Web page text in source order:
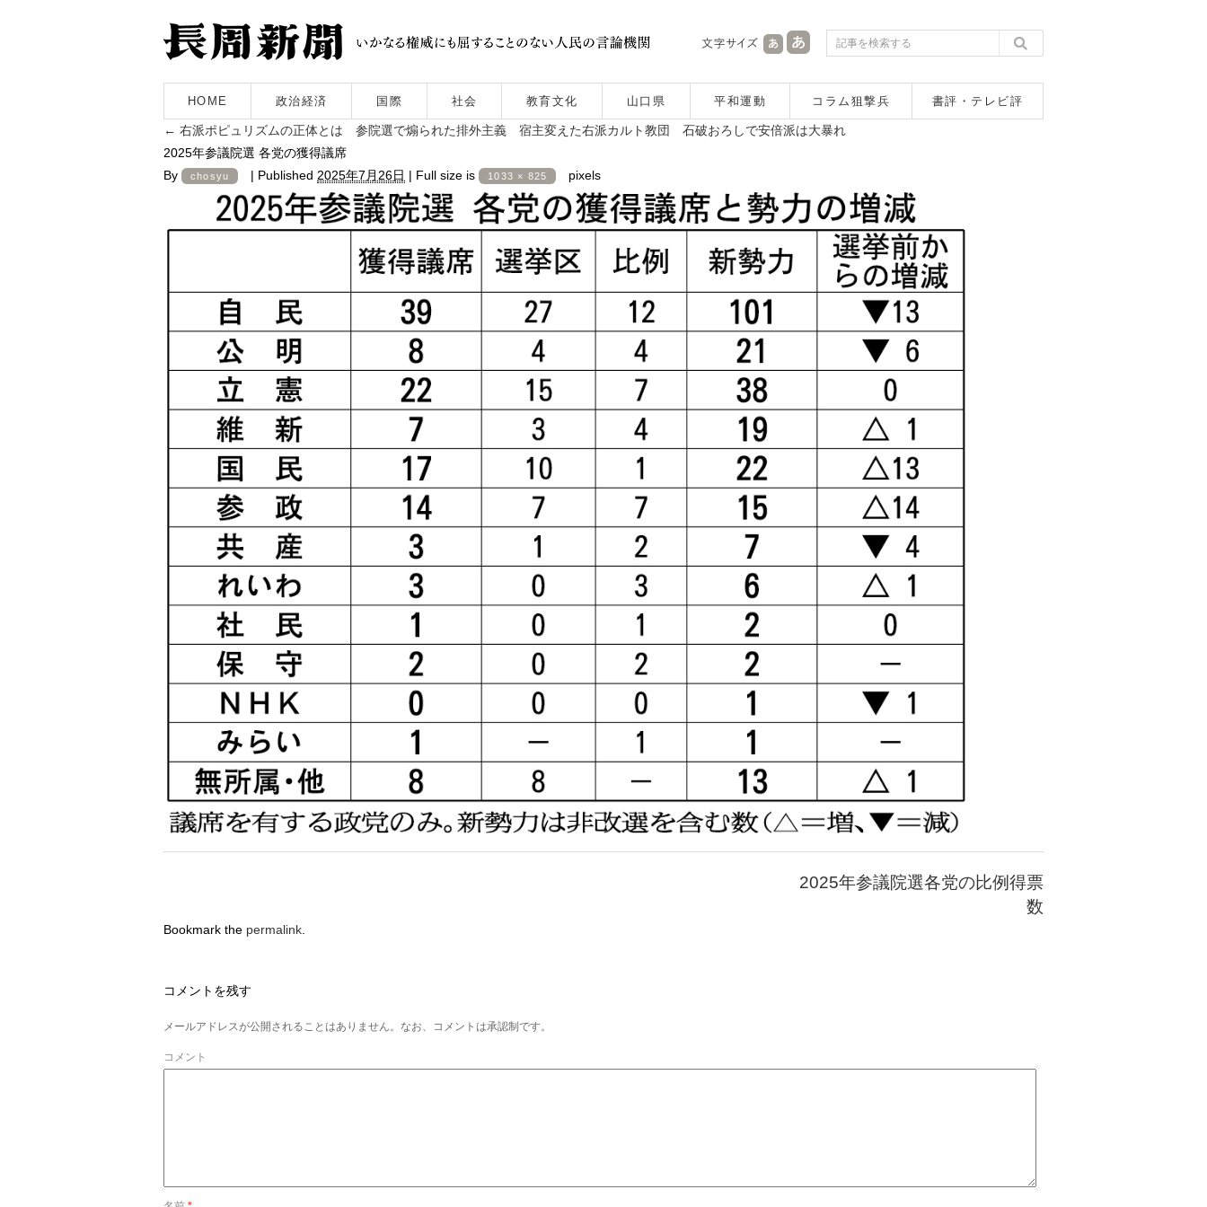
HOME 政治経済 国際 社会 教育文化 山口県 平和運動 コラム狙撃兵 書評・テレビ評
← 右派ポピュリズムの正体とは 参院選で煽られた排外主義 宿主変えた右派カルト教団 石破おろしで安倍派は大暴れ
2025年参議院選 各党の獲得議席
By
chosyu | Published 2025年7月26日 | Full size is 1033 × 825 pixels
2025年参議院選各党の比例得票
数
Bookmark the permalink
コメントを残す
メールアドレスが公開されることはありません。なお、コメントは承認制です。
コメント